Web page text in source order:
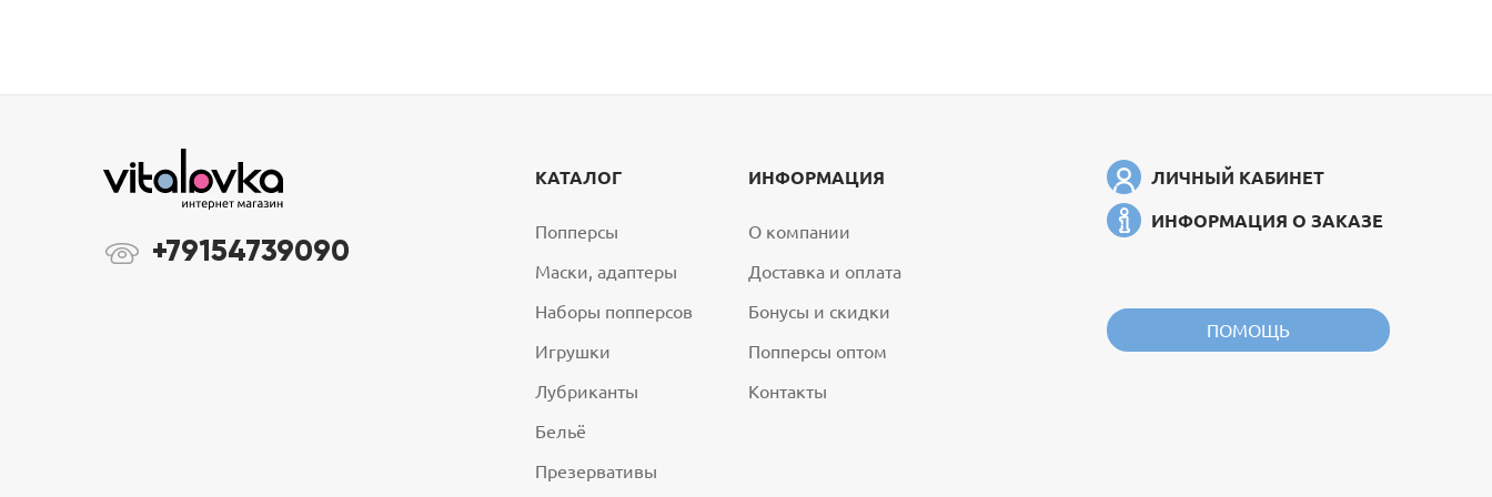
+79154739090
КАТАЛОГ
Попперсы
Маски, адаптеры
Наборы попперсов
Игрушки
Лубриканты
Бельё
Презервативы
ИНФОРМАЦИЯ
О компании
Доставка и оплата
Бонусы и скидки
Попперсы оптом
Контакты
ЛИЧНЫЙ КАБИНЕТ
ИНФОРМАЦИЯ О ЗАКАЗЕ
ПОМОЩЬ